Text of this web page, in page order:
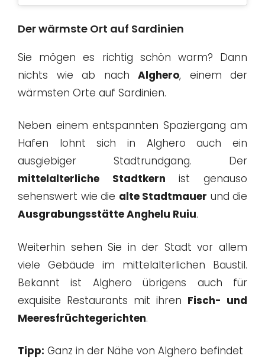
Der wärmste Ort auf Sardinien
Sie mögen es richtig schön warm? Dann
nichts wie ab nach Alghero, einem der
wärmsten Orte auf Sardinien.
Neben einem entspannten Spaziergang am
Hafen lohnt sich in Alghero auch ein
ausgiebiger Stadtrundgang. Der
mittelalterliche Stadtkern ist genauso
sehenswert wie die alte Stadtmauer und die
Ausgrabungsstätte Anghelu Ruiu.
Weiterhin sehen Sie in der Stadt vor allem
viele Gebäude im mittelalterlichen Baustil.
Bekannt ist Alghero übrigens auch für
exquisite Restaurants mit ihren Fisch- und
Meeresfrüchtegerichten.
Tipp: Ganz in der Nähe von Alghero befindet